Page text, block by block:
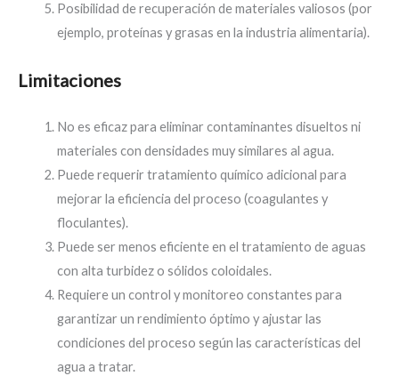
Posibilidad de recuperación de materiales valiosos (por
ejemplo, proteínas y grasas en la industria alimentaria).
Limitaciones
No es eficaz para eliminar contaminantes disueltos ni
materiales con densidades muy similares al agua.
Puede requerir tratamiento químico adicional para
mejorar la eficiencia del proceso (coagulantes y
floculantes).
Puede ser menos eficiente en el tratamiento de aguas
con alta turbidez o sólidos coloidales.
Requiere un control y monitoreo constantes para
garantizar un rendimiento óptimo y ajustar las
condiciones del proceso según las características del
agua a tratar.